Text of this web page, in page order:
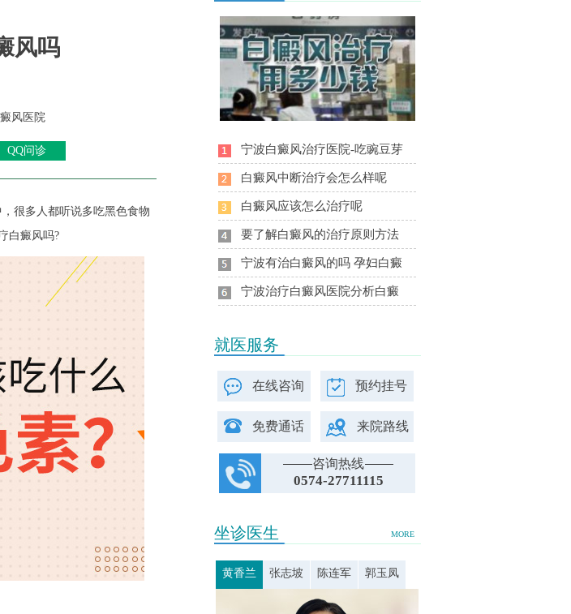
风吗
风医院
QQ问诊
很多人都听说多吃黑色食物
白癜风吗?
宁波白癜风治疗医院-吃豌豆芽
白癜风中断治疗会怎么样呢
白癜风应该怎么治疗呢
要了解白癜风的治疗原则方法
宁波有治白癜风的吗 孕妇白癜
宁波治疗白癜风医院分析白癜
就医服务
在线咨询 预约挂号
免费通话 来院路线
咨询热线
0574-27711115
MORE
坐诊医生
黄香兰 张志坡 陈连军 郭玉凤